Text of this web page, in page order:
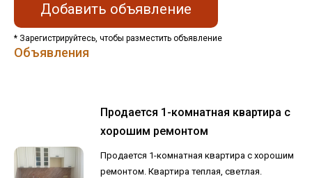
Добавить объявление
* Зарегистрируйтесь, чтобы разместить объявление
Объявления
Продается 1-комнатная квартира с
хорошим ремонтом
Продается 1-комнатная квартира с хорошим
ремонтом. Квартира теплая, светлая.